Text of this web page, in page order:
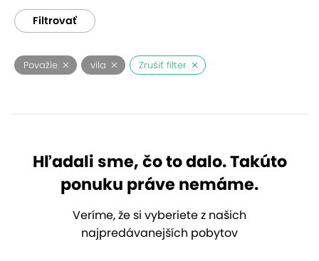
Filtrovať
Považie vila Zrušiť filter
Hľadali sme, čo to dalo. Takúto
ponuku práve nemáme.
Veríme, že si vyberiete z našich
najpredávanejších pobytov